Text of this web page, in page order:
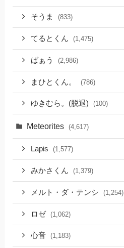
そうま (833)
てるとくん (1,475)
ばぁう (2,986)
まひとくん。 (786)
ゆきむら。(脱退) (100)
Meteorites (4,617)
Lapis (1,577)
みかさくん (1,379)
メルト・ダ・テンシ (1,254)
ロゼ (1,062)
心音 (1,183)